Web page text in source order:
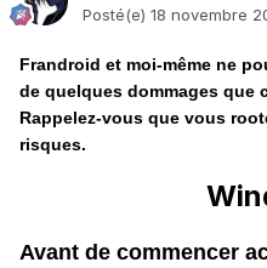
Posté(e) 18 novembre
Frandroid et moi-même ne
de quelques dommages que
Rappelez-vous que vous
risques.
Avant de commencer